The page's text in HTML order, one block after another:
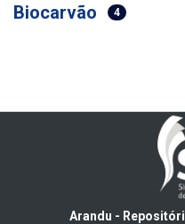
Biocarvão 4
Arandu -